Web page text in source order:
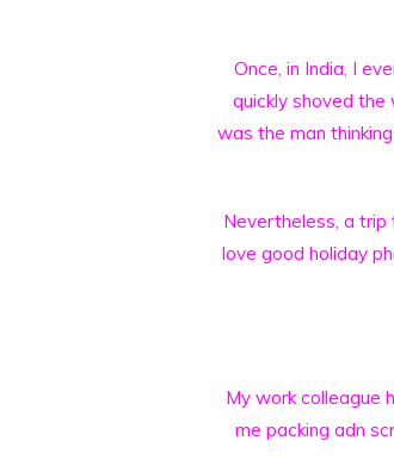
Once, in India, I
quickly shoved
was the man
Nevertheless, a
love good holiday
My work colleague
me packing adn